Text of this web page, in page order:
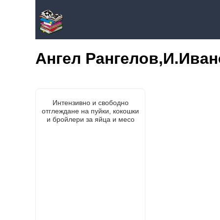
Ангел
Интензивно и свободно
отглеждане на пуйки, кокошки
и бройлери за яйца и месо